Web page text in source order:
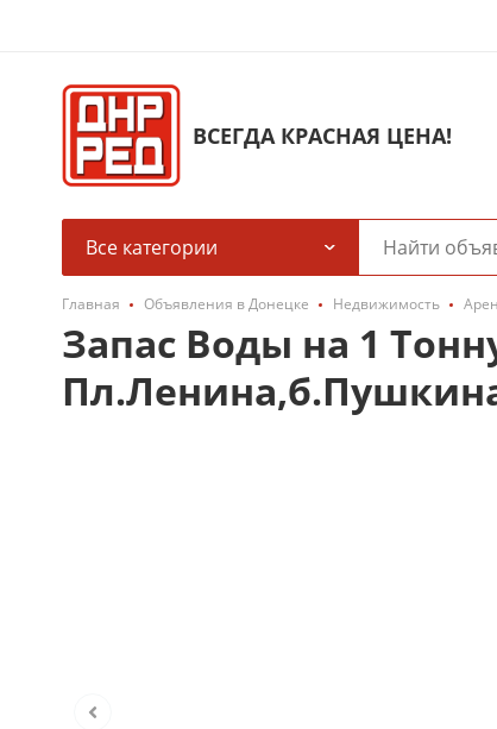
ВСЕГДА КРАСНАЯ ЦЕНА!
Все категории
Главная Объявления в Донецке Недвижимость
Запас Воды на 1